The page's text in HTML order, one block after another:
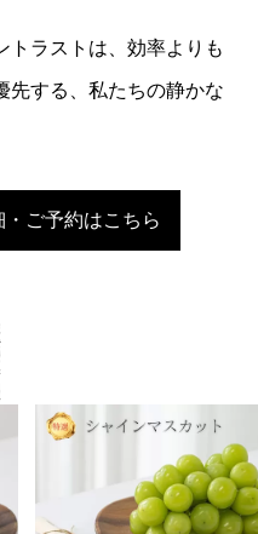
トラストは、効率よりも
先する、私たちの静かな
・ご予約はこちら